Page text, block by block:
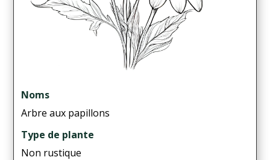
Noms
Arbre aux papillons
Type de plante
Non rustique